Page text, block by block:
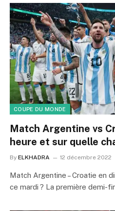
COUPE DU MONDE
Match Argentine vs
heure et sur quelle
By ELKHADRA 12 décembre 2022
Match Argentine – Croatie en
ce mardi ? La première demi-